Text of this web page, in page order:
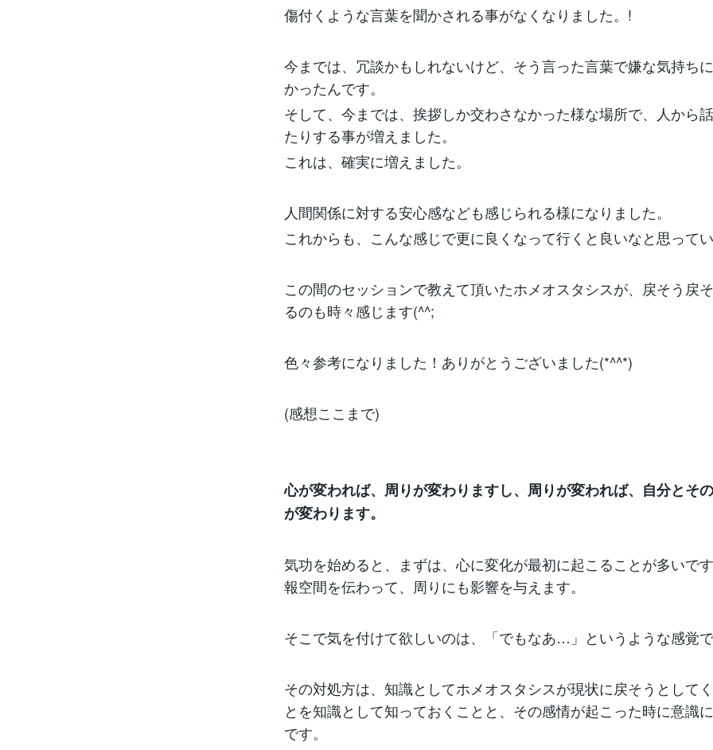
傷付くような言葉を聞かされる事がなくなりました。!
今までは、冗談かもしれないけど、そう言った言葉で嫌な気持ち
かったんです。
そして、今までは、挨拶しか交わさなかった様な場所で、人から
たりする事が増えました。
これは、確実に増えました。
人間関係に対する安心感なども感じられる様になりました。
これからも、こんな感じで更に良くなって行くと良いなと思ってい
この間のセッションで教えて頂いたホメオスタシスが、戻そう戻
るのも時々感じます(^^;
色々参考になりました！ありがとうございました(*^^*)
(感想ここまで)
心が変われば、周りが変わりますし、周りが変われば、自分とそ
が変わります。
気功を始めると、まずは、心に変化が最初に起こることが多いで
報空間を伝わって、周りにも影響を与えます。
そこで気を付けて欲しいのは、「でもなあ…」というような感覚で
その対処方は、知識としてホメオスタシスが現状に戻そうとして
とを知識として知っておくことと、その感情が起こった時に意識
です。